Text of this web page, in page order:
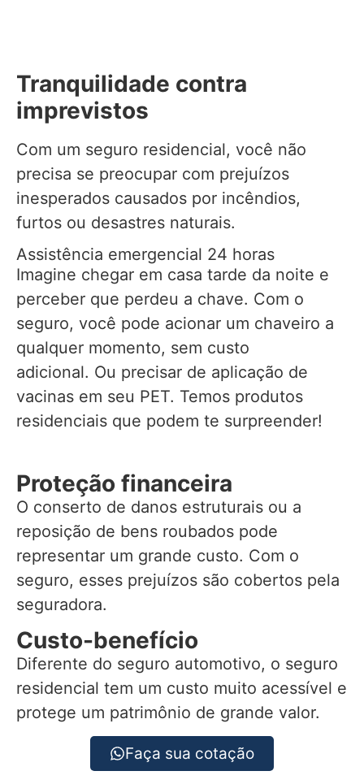
Tranquilidade contra
imprevistos
Com um seguro residencial, você não
precisa se preocupar com prejuízos
inesperados causados por incêndios,
furtos ou desastres naturais.
Assistência emergencial 24 horas
Imagine chegar em casa tarde da noite e
perceber que perdeu a chave. Com o
seguro, você pode acionar um chaveiro a
qualquer momento, sem custo
adicional. Ou precisar de aplicação de
vacinas em seu PET. Temos produtos
residenciais que podem te surpreender!
Proteção financeira
O conserto de danos estruturais ou a
reposição de bens roubados pode
representar um grande custo. Com o
seguro, esses prejuízos são cobertos pela
seguradora.
Custo-benefício
Diferente do seguro automotivo, o seguro
residencial tem um custo muito acessível e
protege um patrimônio de grande valor.
Faça sua cotação